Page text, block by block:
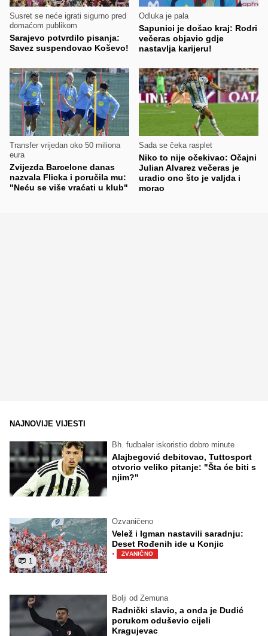
Susret se neće igrati sigurno pred
domaćom publikom
Sarajevo potvrdilo pisanja:
Savez suspendovao Koševo!
Odluka je pala
Sapunici je došao kraj: Rodri
večeras objavio gdje
nastavlja karijeru!
Transfer vrijedan oko 50 miliona
eura
Zvijezda Barcelone danas
nazvala Flicka i poručila mu:
"Neću se više vraćati u klub"
Sada se čeka rasplet
Niko to nije očekivao: Očajni
Julian Alvarez večeras je
uradio ono što je valjda i
morao
NAJNOVIJE VIJESTI
Bh. fudbaler iskoristio dobro minute
Alajbegović debitovao, Tuttosport
otvorio veliko pitanje: "Šta će biti s
njim?"
1
Ozvaničeno
Velež i Igman nastavili saradnju:
Deset Rođenih ide u Konjic
· ZVANIČNO
Bolji od Zemuna
Radnički slavio, a onda je Dudić
porukom oduševio cijeli
Kragujevac